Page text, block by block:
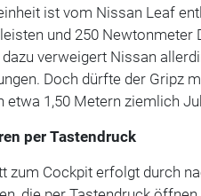
ist vom Nissan Leaf
und 250
verweigert Nissan
Doch dürfte der Gripz
etwa 1,50 Metern ziemlich
per Tastendruck
zum Cockpit erfolgt durch